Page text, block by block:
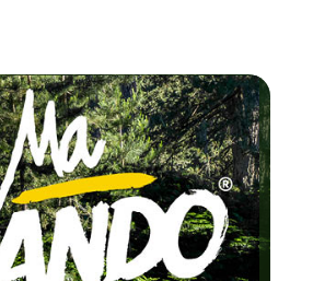
mois
circuit labellisé